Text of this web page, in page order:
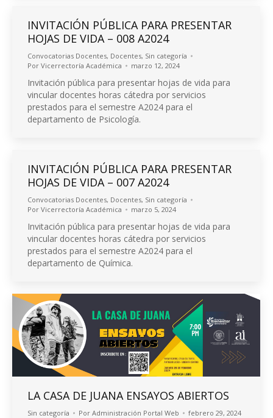
INVITACIÓN PÚBLICA PARA PRESENTAR
HOJAS DE VIDA – 008 A2024
Convocatorias Docentes, Docentes, Sin categoría
Por Vicerrectoría Académica marzo 12, 2024
Invitación pública para presentar hojas de vida para
vincular docentes horas cátedra por servicios
prestados para el semestre A2024 para el
departamento de Psicología.
INVITACIÓN PÚBLICA PARA PRESENTAR
HOJAS DE VIDA – 007 A2024
Convocatorias Docentes, Docentes, Sin categoría
Por Vicerrectoría Académica marzo 5, 2024
Invitación pública para presentar hojas de vida para
vincular docentes horas cátedra por servicios
prestados para el semestre A2024 para el
departamento de Química.
LA CASA DE JUANA ENSAYOS ABIERTOS
Sin categoría Por Administración Portal Web febrero 29, 2024